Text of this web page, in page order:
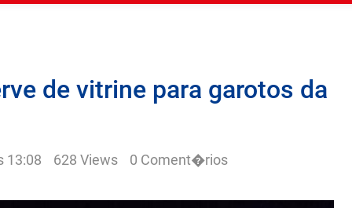
de vitrine para garotos da
13:08 628 Views 0 Coment�rios